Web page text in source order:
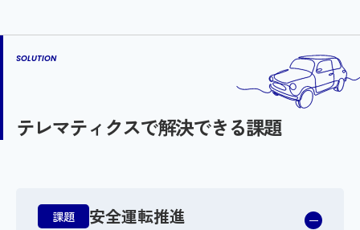
SOLUTION
テレマティクスで解決できる課題
課題 安全運転推進